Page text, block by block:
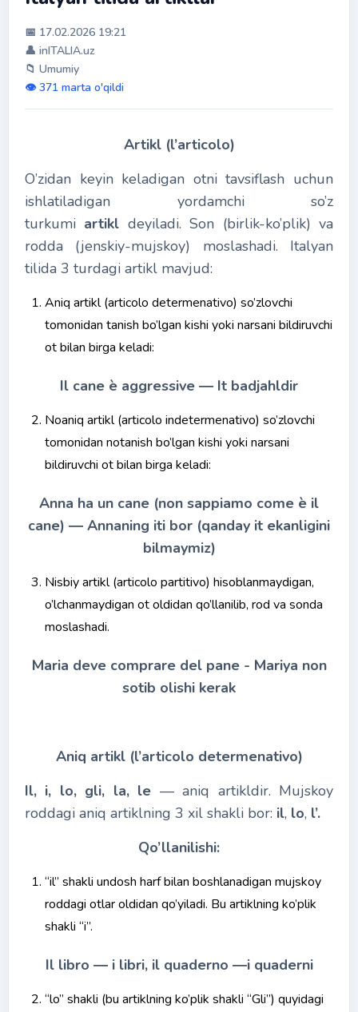
📅 17.02.2026 19:21
👤 inITALIA.uz
📁 Umumiy
👁️ 371 marta o'qildi
Artikl (l’articolo)
O’zidan keyin keladigan otni tavsiflash uchun
ishlatiladigan yordamchi so’z
turkumi artikl deyiladi. Son (birlik-ko’plik) va
rodda (jenskiy-mujskoy) moslashadi. Italyan
tilida 3 turdagi artikl mavjud:
Aniq artikl (articolo determenativo) so’zlovchi
tomonidan tanish bo’lgan kishi yoki narsani bildiruvchi
ot bilan birga keladi:
Il cane è aggressive ― It badjahldir
Noaniq artikl (articolo indetermenativo) so’zlovchi
tomonidan notanish bo’lgan kishi yoki narsani
bildiruvchi ot bilan birga keladi:
Anna ha un cane (non sappiamo come è il
cane) ― Annaning iti bor (qanday it ekanligini
bilmaymiz)
Nisbiy artikl (articolo partitivo) hisoblanmaydigan,
o’lchanmaydigan ot oldidan qo’llanilib, rod va sonda
moslashadi.
Maria deve comprare del pane - Mariya non
sotib olishi kerak
Aniq artikl (l’articolo determenativo)
Il, i, lo, gli, la, le ― aniq artikldir. Mujskoy
roddagi aniq artiklning 3 xil shakli bor: il, lo, l’.
Qo’llanilishi:
“il” shakli undosh harf bilan boshlanadigan mujskoy
roddagi otlar oldidan qo’yiladi. Bu artiklning ko’plik
shakli “i”.
Il libro ― i libri, il quaderno ―i quaderni
“lo” shakli (bu artiklning ko’plik shakli “Gli”) quyidagi